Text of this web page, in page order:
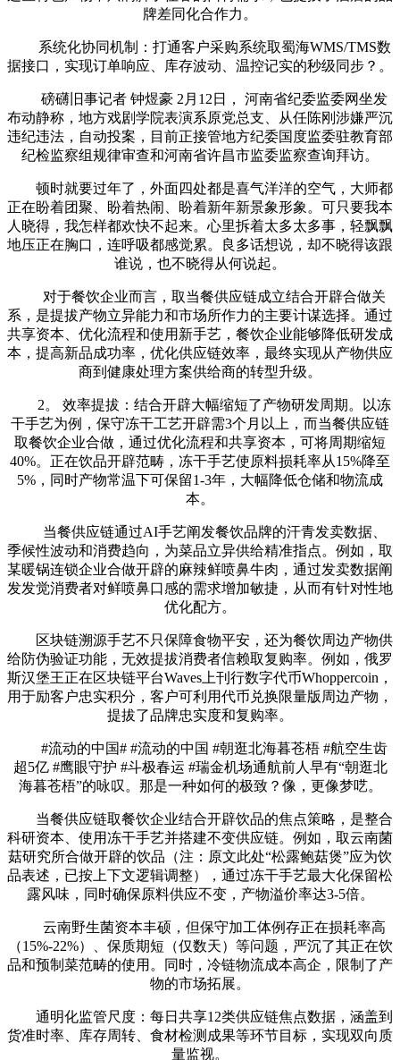
牌差同化合作力。
系统化协同机制：打通客户采购系统取蜀海WMS/TMS数
据接口，实现订单响应、库存波动、温控记实的秒级同步？。
磅礴旧事记者 钟煜豪 2月12日， 河南省纪委监委网坐发
布动静称，地方戏剧学院表演系原党总支、从任陈刚涉嫌严沉
违纪违法，自动投案，目前正接管地方纪委国度监委驻教育部
纪检监察组规律审查和河南省许昌市监委监察查询拜访。
顿时就要过年了，外面四处都是喜气洋洋的空气，大师都
正在盼着团聚、盼着热闹、盼着新年新景象形象。可只要我本
人晓得，我怎样都欢快不起来。心里拆着太多太多事，轻飘飘
地压正在胸口，连呼吸都感觉累。良多话想说，却不晓得该跟
谁说，也不晓得从何说起。
对于餐饮企业而言，取当餐供应链成立结合开辟合做关
系，是提拔产物立异能力和市场所作力的主要计谋选择。通过
共享资本、优化流程和使用新手艺，餐饮企业能够降低研发成
本，提高新品成功率，优化供应链效率，最终实现从产物供应
商到健康处理方案供给商的转型升级。
2。 效率提拔：结合开辟大幅缩短了产物研发周期。以冻
干手艺为例，保守冻干工艺开辟需3个月以上，而当餐供应链
取餐饮企业合做，通过优化流程和共享资本，可将周期缩短
40%。正在饮品开辟范畴，冻干手艺使原料损耗率从15%降至
5%，同时产物常温下可保留1-3年，大幅降低仓储和物流成
本。
当餐供应链通过AI手艺阐发餐饮品牌的汗青发卖数据、
季候性波动和消费趋向，为菜品立异供给精准指点。例如，取
某暖锅连锁企业合做开辟的麻辣鲜喷鼻牛肉，通过发卖数据阐
发发觉消费者对鲜喷鼻口感的需求增加敏捷，从而有针对性地
优化配方。
区块链溯源手艺不只保障食物平安，还为餐饮周边产物供
给防伪验证功能，无效提拔消费者信赖取复购率。例如，俄罗
斯汉堡王正在区块链平台Waves上刊行数字代币Whoppercoin，
用于励客户忠实积分，客户可利用代币兑换限量版周边产物，
提拔了品牌忠实度和复购率。
#流动的中国# #流动的中国 #朝逛北海暮苍梧 #航空生齿
超5亿 #鹰眼守护 #斗极春运 #瑞金机场通航前人早有“朝逛北
海暮苍梧”的咏叹。那是一种如何的极致？像，更像梦呓。
当餐供应链取餐饮企业结合开辟饮品的焦点策略，是整合
科研资本、使用冻干手艺并搭建不变供应链。例如，取云南菌
菇研究所合做开辟的饮品（注：原文此处“松露鲍菇煲”应为饮
品表述，已按上下文逻辑调整），通过冻干手艺最大化保留松
露风味，同时确保原料供应不变，产物溢价率达3-5倍。
云南野生菌资本丰硕，但保守加工体例存正在损耗率高
（15%-22%）、保质期短（仅数天）等问题，严沉了其正在饮
品和预制菜范畴的使用。同时，冷链物流成本高企，限制了产
物的市场拓展。
通明化监管尺度：每日共享12类供应链焦点数据，涵盖到
货准时率、库存周转、食材检测成果等环节目标，实现双向质
量监视。